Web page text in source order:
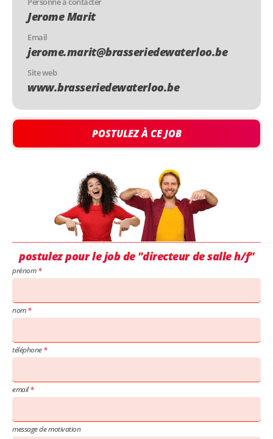
Jerome Marit
Email
jerome.marit@brasseriedewaterloo.be
Site web
www.brasseriedewaterloo.be
POSTULEZ À CE JOB
postulez pour le job de "directeur de salle h/f"
prénom
nom
téléphone
email
message de motivation